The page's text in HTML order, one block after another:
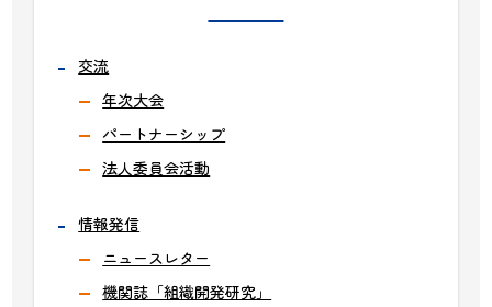
交流
年次大会
パートナーシップ
法人委員会活動
情報発信
ニュースレター
機関誌「組織開発研究」